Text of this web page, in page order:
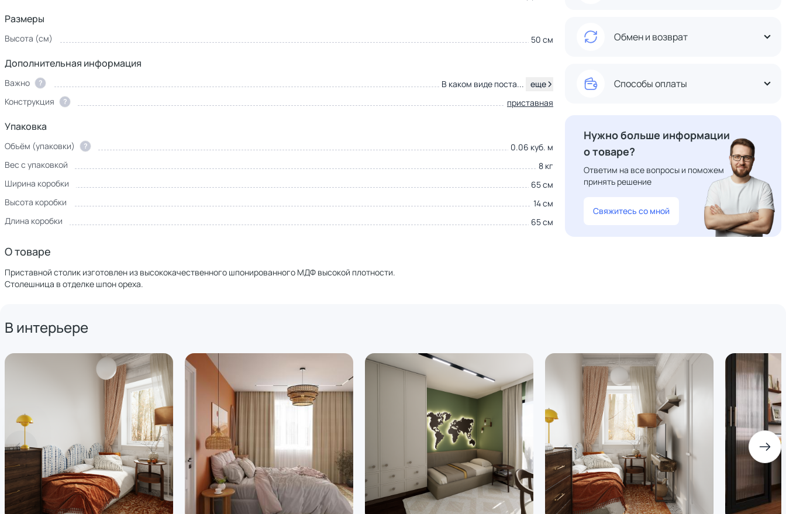
Размеры
Высота (см) 50 см
Дополнительная информация
Важно ? В каком виде поста... еще
Конструкция ? приставная
Упаковка
Объём (упаковки) ?
0.06 куб. м
Вес с упаковкой
8 кг
Ширина коробки
65 см
Высота коробки
14 см
Длина коробки
65 см
О товаре
Приставной столик изготовлен из высококачественного шпонированного МДФ высокой плотности.
Столешница в отделке шпон ореха.
Обмен и возврат
Способы оплаты
Нужно больше информации
о товаре?
Ответим на все вопросы и поможем
принять решение
Свяжитесь со мной
В интерьере